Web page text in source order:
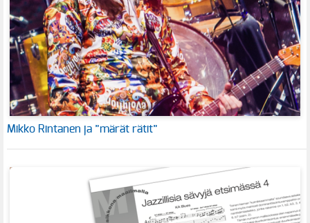
Mikko Rintanen ja ”märät rätit”